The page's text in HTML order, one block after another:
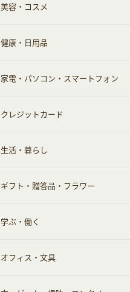
デパート・スーパー
ファッション
インナー・下着
靴・フットウェア
小物・かばん
スーツ・フォーマル
すべて見る
グルメ
ドリンク
お酒
食材宅配
美容・コスメ
すべて見る
スキンケア
メイクアップ
ヘアケア
メンズ美容
美容・ダイエット用品
脱毛用品
健康・日用品
すべて見る
健康食品｜青汁・飲料
健康食品｜乳酸菌・ケフィア
健康食品｜その他
スポーツ・フィットネス
日用品・薬局・からだ
家電・パソコン・スマートフォン
すべて見る
家電・パソコン・ソフトウェア
スマホ・携帯電話・SIM
クレジットカード
すべて見る
クレジットカード
生活・暮らし
すべて見る
車情報・カーシェア・レンタル
お役立ち
ギフト・贈答品・フラワー
すべて見る
ギフト・贈答品
学ぶ・働く
すべて見る
オフィス・文具